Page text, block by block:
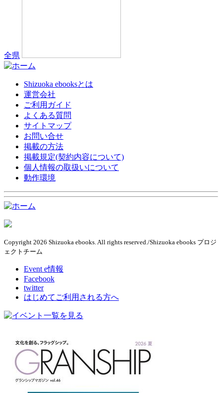
全県
Shizuoka ebooksとは
運営会社
ご利用ガイド
よくある質問
サイトマップ
お問い合せ
掲載の方法
掲載規定(契約内容について)
個人情報の取扱いについて
動作環境
Copyright 2026 Shizuoka ebooks. All rights reserved./Shizuoka ebooks プロジ
ェクトチーム
Event e情報
Facebook
twitter
はじめてご利用される方へ